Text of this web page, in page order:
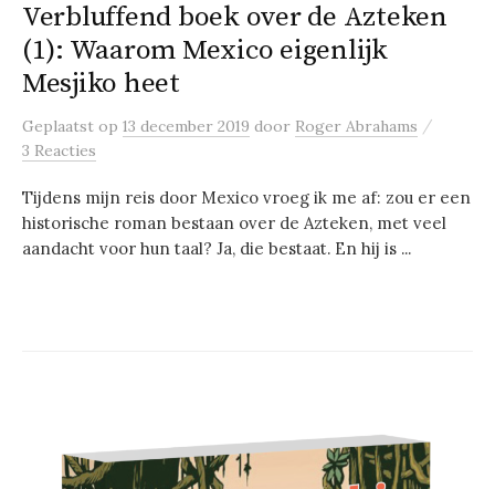
Verbluffend boek over de Azteken
(1): Waarom Mexico eigenlijk
Mesjiko heet
Geplaatst op 13 december 2019 door Roger Abrahams /
3 Reacties
Tijdens mijn reis door Mexico vroeg ik me af: zou er een
historische roman bestaan over de Azteken, met veel
aandacht voor hun taal? Ja, die bestaat. En hij is ...